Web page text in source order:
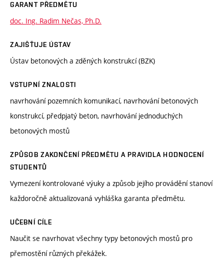
GARANT PŘEDMĚTU
doc. Ing. Radim Nečas, Ph.D.
ZAJIŠŤUJE ÚSTAV
Ústav betonových a zděných konstrukcí (BZK)
VSTUPNÍ ZNALOSTI
navrhování pozemních komunikací, navrhování betonových
konstrukcí, předpjatý beton, navrhování jednoduchých
betonových mostů
ZPŮSOB ZAKONČENÍ PŘEDMĚTU A PRAVIDLA HODNOCENÍ
STUDENTŮ
Vymezení kontrolované výuky a způsob jejího provádění stanoví
každoročně aktualizovaná vyhláška garanta předmětu.
UČEBNÍ CÍLE
Naučit se navrhovat všechny typy betonových mostů pro
přemostění různých překážek.